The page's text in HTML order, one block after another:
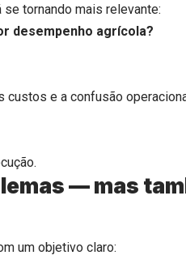
tornando mais relevante:
desempenho agrícola?
e a confusão
— mas
um objetivo claro: